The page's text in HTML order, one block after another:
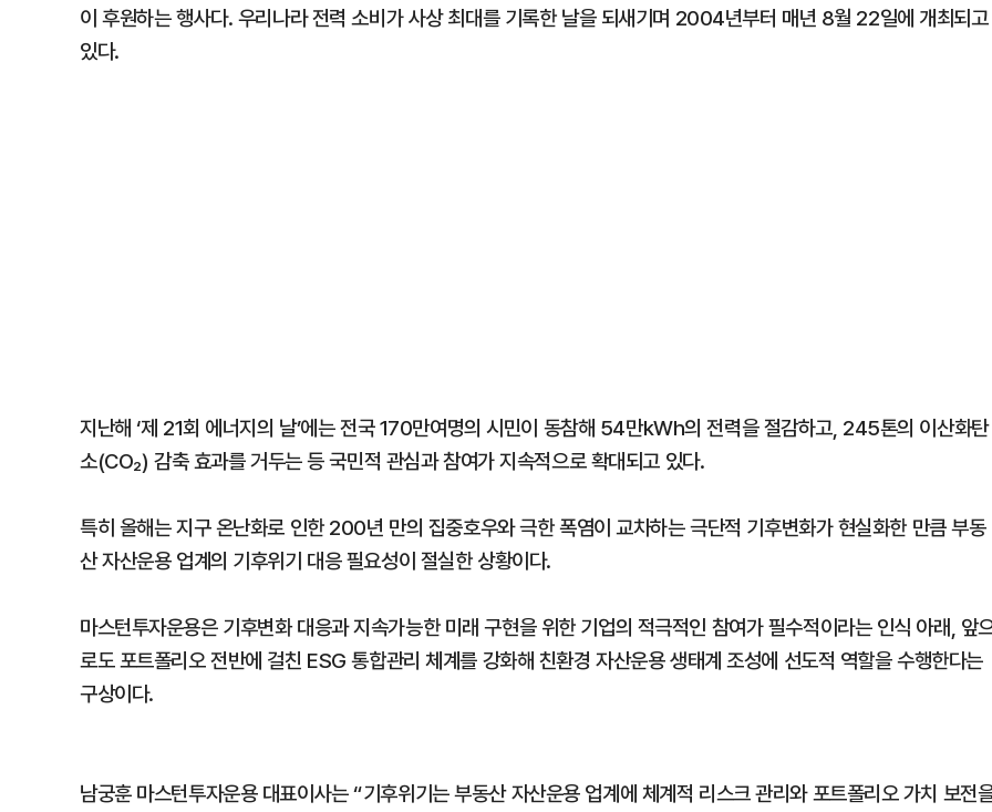
이 후원하는 행사다. 우리나라 전력 소비가 사상 최대를 기록한 날을 되새기며 2004년부터 매년 8월 22일에 개최되고
있다.
지난해 ‘제 21회 에너지의 날’에는 전국 170만여명의 시민이 동참해 54만kWh의 전력을 절감하고, 245톤의 이산화탄
소(CO₂) 감축 효과를 거두는 등 국민적 관심과 참여가 지속적으로 확대되고 있다.
특히 올해는 지구 온난화로 인한 200년 만의 집중호우와 극한 폭염이 교차하는 극단적 기후변화가 현실화한 만큼 부동
산 자산운용 업계의 기후위기 대응 필요성이 절실한 상황이다.
마스턴투자운용은 기후변화 대응과 지속가능한 미래 구현을 위한 기업의 적극적인 참여가 필수적이라는 인식 아래, 앞
로도 포트폴리오 전반에 걸친 ESG 통합관리 체계를 강화해 친환경 자산운용 생태계 조성에 선도적 역할을 수행한다는
구상이다.
남궁훈 마스턴투자운용 대표이사는 “기후위기는 부동산 자산운용 업계에 체계적 리스크 관리와 포트폴리오 가치 보전